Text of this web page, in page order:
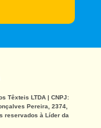
Têxteis LTDA | CNPJ:
Pereira, 2374,
reservados à Líder da